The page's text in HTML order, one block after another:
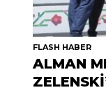
FLASH HABER
ALMAN